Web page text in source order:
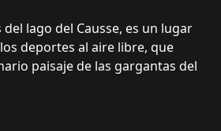
lago del Causse, es un lugar
deportes al aire libre, que
paisaje de las gargantas del